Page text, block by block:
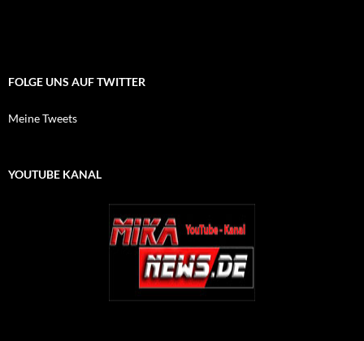
FOLGE UNS AUF TWITTER
Meine Tweets
YOUTUBE KANAL